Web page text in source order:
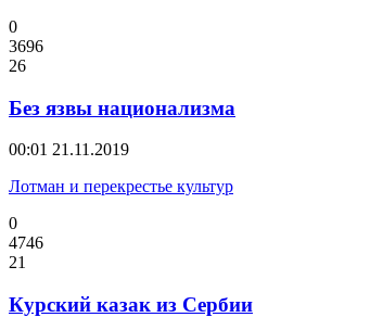
0
3696
26
Без язвы национализма
00:01 21.11.2019
Лотман и перекрестье культур
0
4746
21
Курский казак из Сербии